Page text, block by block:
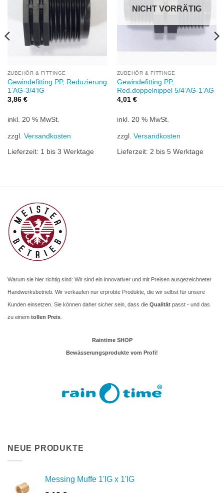
ZUBEHÖR & FITTINGE
Gewindefitting PP, Reduzierung
1’AG-3/4’IG
3,86 €
inkl. 20 % MwSt.
zzgl. Versandkosten
Lieferzeit: 1 bis 3 Werktage
NICHT VORRÄTIG
ZUBEHÖR & FITTINGE
Gewindefitting PP,
Red.doppelnippel 5/4’AG-1’AG
4,01 €
inkl. 20 % MwSt.
zzgl. Versandkosten
Lieferzeit: 2 bis 5 Werktage
Warum sie hier richtig sind: Wir sind ein innovativer und mit Preisen ausgezeichneter
Handwerksbetrieb. Wir verkaufen nur erprobte Produkte, die wir selbst für unsere
Kunden einsetzen. Sie können daher sicher sein, dass die Qualität passt - und das
zu einem tollen Preis
Raintime SHOP
Bewässerungsprodukte vom Profi!
NEUE PRODUKTE
Messing Muffe 1'IG x 1'IG